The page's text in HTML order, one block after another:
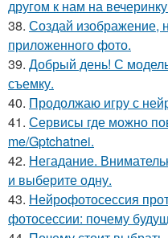
другом к нам на
38. Создай изображение,
приложенного фото.
39. Добрый день! С
съемку.
40. Продолжаю игру с
41. Сервисы где можно
me/Gptchatnei.
42. Негадание.
и выберите одну.
43. Нейрофотосессия
фотосессии: почему